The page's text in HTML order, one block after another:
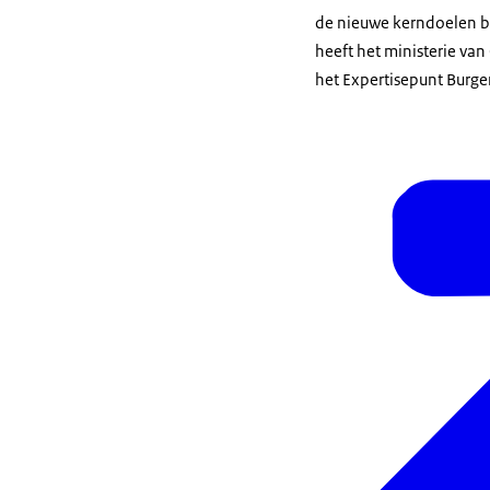
de nieuwe kerndoelen
heeft het ministerie van
het Expertisepunt